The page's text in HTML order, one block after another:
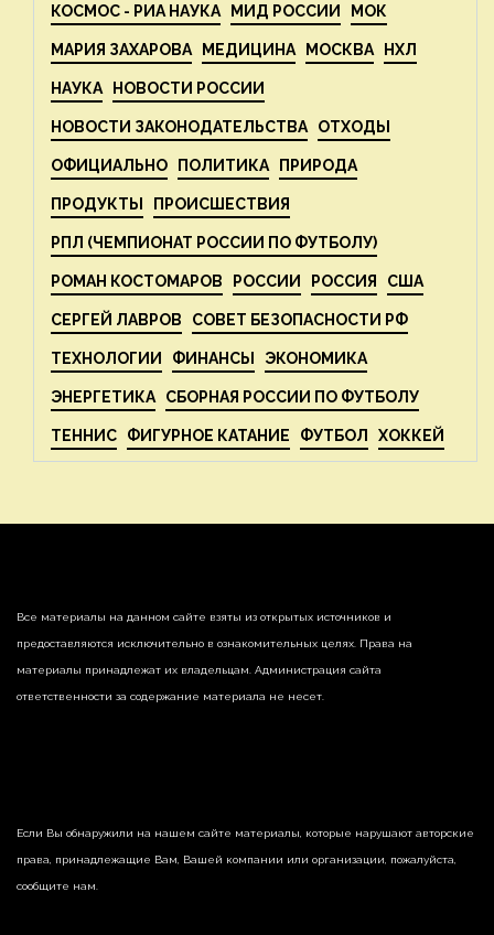
КОСМОС - РИА НАУКА МИД РОССИИ МОК
МАРИЯ ЗАХАРОВА МЕДИЦИНА МОСКВА НХЛ
НАУКА НОВОСТИ РОССИИ
НОВОСТИ ЗАКОНОДАТЕЛЬСТВА ОТХОДЫ
ОФИЦИАЛЬНО ПОЛИТИКА ПРИРОДА
ПРОДУКТЫ ПРОИСШЕСТВИЯ
РПЛ (ЧЕМПИОНАТ РОССИИ ПО ФУТБОЛУ)
РОМАН КОСТОМАРОВ РОССИИ РОССИЯ США
СЕРГЕЙ ЛАВРОВ СОВЕТ БЕЗОПАСНОСТИ РФ
ТЕХНОЛОГИИ ФИНАНСЫ ЭКОНОМИКА
ЭНЕРГЕТИКА СБОРНАЯ РОССИИ ПО ФУТБОЛУ
ТЕННИС ФИГУРНОЕ КАТАНИЕ ФУТБОЛ ХОККЕЙ
Все материалы на данном сайте взяты из открытых источников и
предоставляются исключительно в ознакомительных целях. Права на
материалы принадлежат их владельцам. Администрация сайта
ответственности за содержание материала не несет.
Если Вы обнаружили на нашем сайте материалы, которые нарушают авторские
права, принадлежащие Вам, Вашей компании или организации, пожалуйста,
сообщите нам.